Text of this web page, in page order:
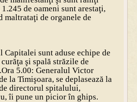
1.245 de oameni sunt arestaţi,
de organele de
Capitalei sunt aduse echipe de
şi spală străzile de
Ora 5.00: Generalul Victor
la Timişoara, se deplasează la
directorul spitalului,
îi pune un picior în ghips.